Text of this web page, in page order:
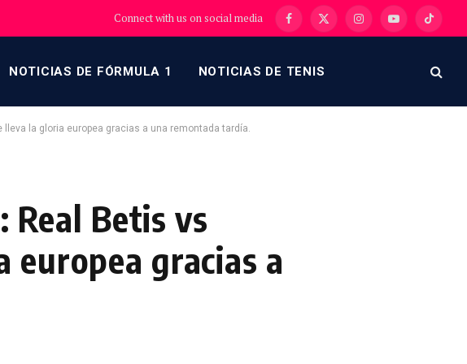
Connect with us on social media Facebook
X
InstagramYouTubeTikTok
NOTICIAS DE FÓRMULA 1 NOTICIAS DE TENIS
lleva la gloria europea gracias a una remontada tardía.
Real Betis vs
europea gracias a